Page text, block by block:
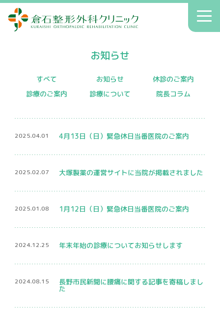
倉石整形外科クリニック
症状別療法
アクセス
送迎
へバーデン結節 患者さんの声
お知らせ
すべて お知らせ
休診のご案内
診療のご案内
診療について 院長コラム
2025.04.01 4月13日（日）緊急休日当番医院のご案内
2025.02.07 大塚製薬の運営サイトに当院が掲載されました
2025.01.08 1月12日（日）緊急休日当番医院のご案内
2024.12.25 年末年始の診療についてお知らせします
2024.08.15 長野市民新聞に腰痛に関する記事を寄稿しまし
た